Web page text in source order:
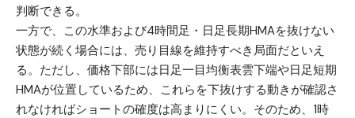
判断できる。
一方で、この水準および4時間足・日足長期HMAを抜けない
状態が続く場合には、売り目線を維持すべき局面だといえ
る。ただし、価格下部には日足一目均衡表雲下端や日足短期
HMAが位置しているため、これらを下抜けする動きが確認さ
れなければショートの確度は高まりにくい。そのため、1時